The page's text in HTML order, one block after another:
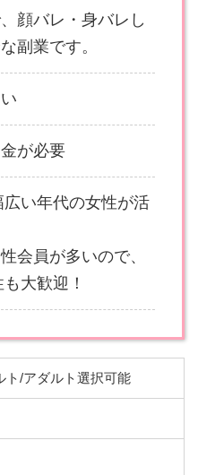
顔バレ・身バレし
副業です。
が必要
い年代の女性が活
会員が多いので、
大歓迎！
ト/アダルト選択可能